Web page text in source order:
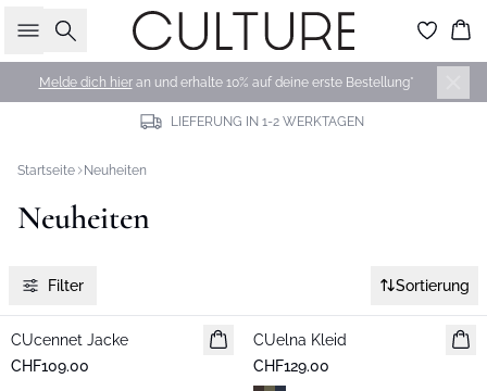
Suche
Melde dich hieran und erhalte 10% auf deine erste Bestellung*
LIEFERUNG IN 1-2 WERKTAGEN
Startseite Neuheiten
Neuheiten
Filter Sortierung
Neuheiten
CUcennet Jacke
CHF109.00
Neuheiten
CUelna Kleid
CHF129.00